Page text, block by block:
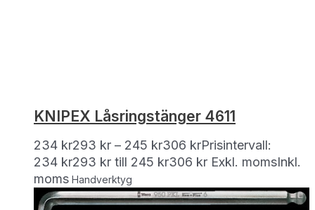
KNIPEX Låsringstänger 4611
234 kr293 kr – 245 kr306 krPrisintervall:
234 kr293 kr till 245 kr306 kr Exkl. momsInkl.
moms Handverktyg